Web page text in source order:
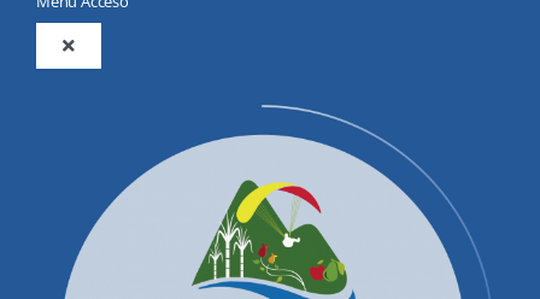
Toggle
Productos y Servicios
Convocatorias Precalificación